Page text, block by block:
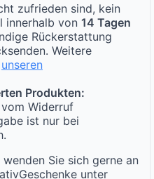
zufrieden sind, kein
innerhalb von 14 Tagen
Rückerstattung
Weitere
unseren
Produkten:
Widerruf
ist nur bei
Sie sich gerne an
unter